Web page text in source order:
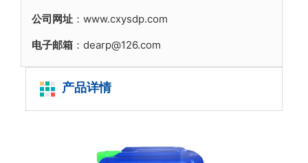
公司网址 ：www.cxysdp.com
电子邮箱 ：dearp@126.com
产品详情